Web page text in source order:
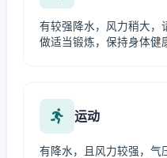
有较强降水，风力稍大，
做适当锻炼，保持身体健
运动
有降水，且风力较强，气